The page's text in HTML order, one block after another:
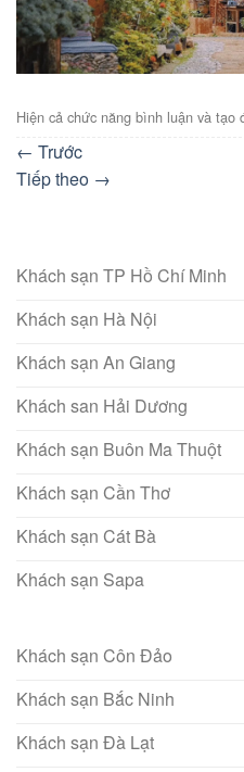
Hiện cả chức năng bình luận và tạo
← Trước
Tiếp theo →
Khách sạn TP Hồ Chí Minh
Khách sạn Hà Nội
Khách sạn An Giang
Khách san Hải Dương
Khách sạn Buôn Ma Thuột
Khách sạn Cần Thơ
Khách sạn Cát Bà
Khách sạn Sapa
Khách sạn Côn Đảo
Khách sạn Bắc Ninh
Khách sạn Đà Lạt